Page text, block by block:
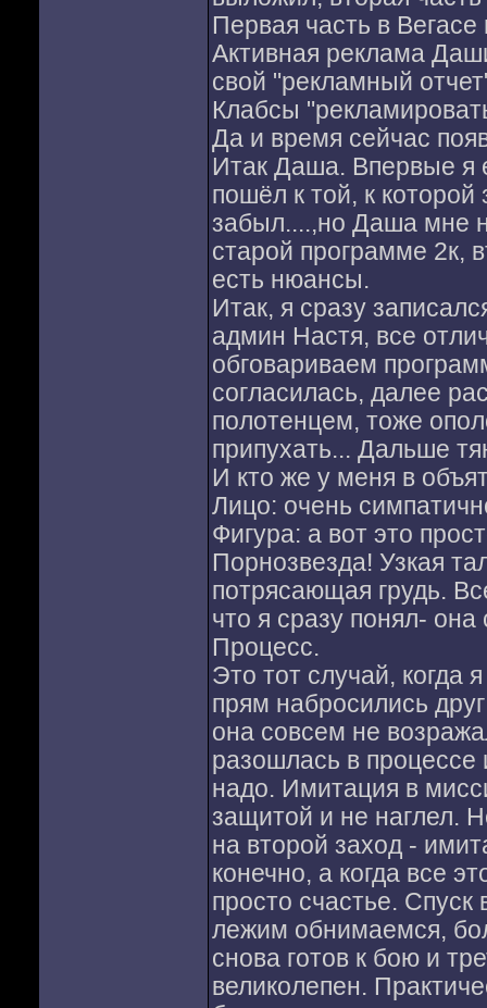
Первая часть в
Активная реклама
свой "рекламный
Клабсы
Да и время сейчас
Итак Даша. Впервые я
пошёл к той, к
забыл....,но Даша мне
старой программе 2к,
есть нюансы.
Итак, я сразу
админ Настя, все
обговариваем
согласилась, далее
полотенцем, тоже
припухать... Дальше
И кто же у меня в
Лицо: очень
Фигура: а вот это
Порнозвезда! Узкая
потрясающая грудь.
что я сразу понял-
Процесс.
Это тот случай, когда
прям набросились
она совсем не
разошлась в процессе
надо. Имитация в
защитой и не наглел.
на второй заход -
конечно, а когда все
просто счастье.
лежим обнимаемся,
снова готов к бою и
великолепен.